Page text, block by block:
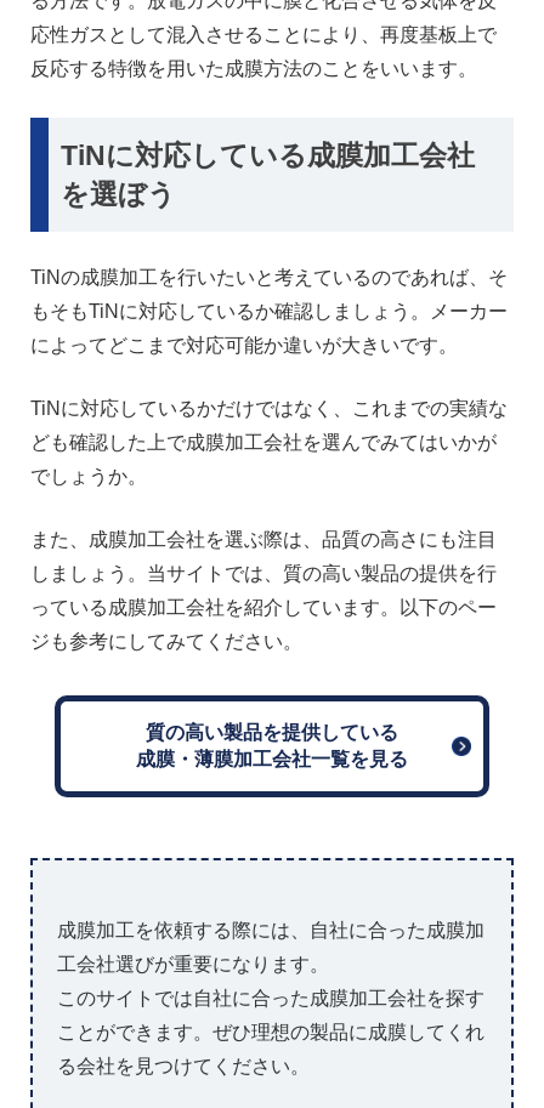
応性ガスとして混入させることにより、再度基板上で
反応する特徴を用いた成膜方法のことをいいます。
TiNに対応している成膜加工会社
を選ぼう
TiNの成膜加工を行いたいと考えているのであれば、そ
もそもTiNに対応しているか確認しましょう。メーカー
によってどこまで対応可能か違いが大きいです。
TiNに対応しているかだけではなく、これまでの実績な
ども確認した上で成膜加工会社を選んでみてはいかが
でしょうか。
また、成膜加工会社を選ぶ際は、品質の高さにも注目
しましょう。当サイトでは、質の高い製品の提供を行
っている成膜加工会社を紹介しています。以下のペー
ジも参考にしてみてください。
質の高い製品を提供している
成膜・薄膜加工会社一覧を見る
成膜加工を依頼する際には、自社に合った成膜加
工会社選びが重要になります。
このサイトでは自社に合った成膜加工会社を探す
ことができます。ぜひ理想の製品に成膜してくれ
る会社を見つけてください。